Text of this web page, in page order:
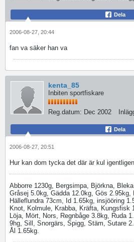
Dela
2006-08-27, 20:44
fan va säker han va
kenta_85
Inbiten sportfiskare
Reg.datum: Dec 2002
Dela
2006-08-27, 20:51
Hur kan dom tycka det där är kul
Abborre 1230g, Bergsimpa, Björkna,
Gråsej 5.0kg, Gädda 12.0kg, Gös
Hälleflundra 73cm, Id 1.65kg, insjööring
Knot, Kolmule, Krabba, Kräfta, Kungsfisk
Löja, Mört, Nors, Regnbåge 3.8kg, Ruda
9hg, Sill, Snorgärs, Spigg, Stäm, Sutare
Ål 1.65kg.